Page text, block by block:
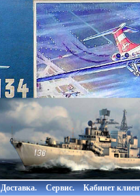
Доставка. Сервис. Кабинет